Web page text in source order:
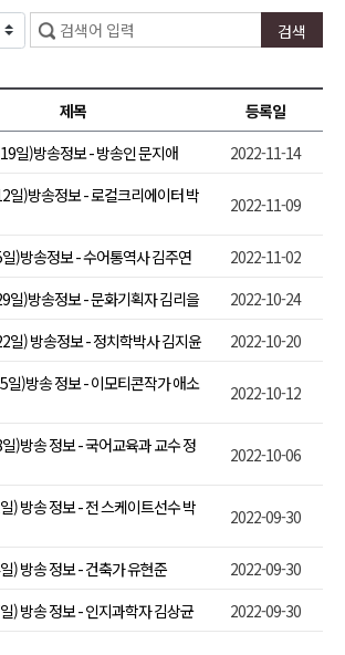
제목
등록일
일)방송정보 - 방송인 문지애 2022-11-14
일)방송정보 - 로컬크리에이터 박
2022-11-09
)방송정보 - 수어통역사 김주연
2022-11-02
일)방송정보 - 문화기획자 김리을
2022-10-24
일) 방송정보 - 정치학박사 김지윤 2022-10-20
일)방송 정보 - 이모티콘작가 애소
2022-10-12
)방송 정보 - 국어교육과 교수 정
2022-10-06
보 - 전 스케이트선수 박
2022-09-30
) 방송 정보 - 건축가 유현준
2022-09-30
) 방송 정보 - 인지과학자 김상균 2022-09-30